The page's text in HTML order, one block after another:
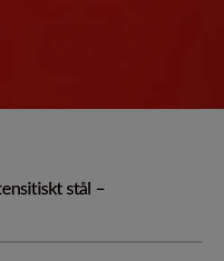
stål –